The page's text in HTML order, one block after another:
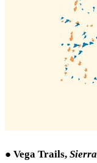
● Vega Trails,